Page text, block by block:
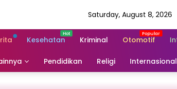
Saturday, August 8, 2026
Kesehatan Kriminal Otomotif
Pendidikan Religi Internasional